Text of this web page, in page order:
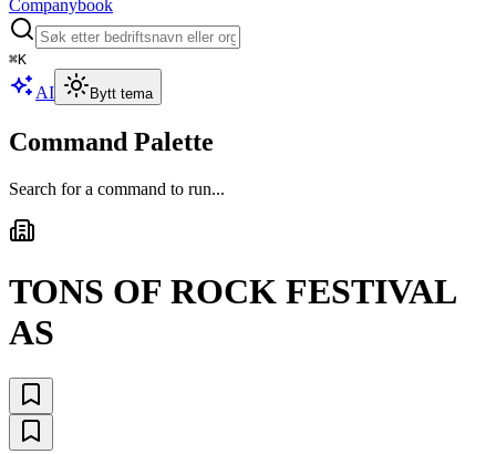
Companybook
⌘K
AI Bytt tema
Command Palette
Search for a command to run...
TONS OF ROCK FESTIVAL
AS